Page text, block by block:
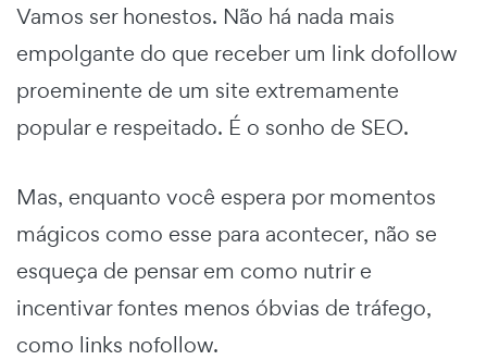
Vamos ser honestos. Não há nada mais
empolgante do que receber um link dofollow
proeminente de um site extremamente
popular e respeitado. É o sonho de SEO.
Mas, enquanto você espera por momentos
mágicos como esse para acontecer, não se
esqueça de pensar em como nutrir e
incentivar fontes menos óbvias de tráfego,
como links nofollow.